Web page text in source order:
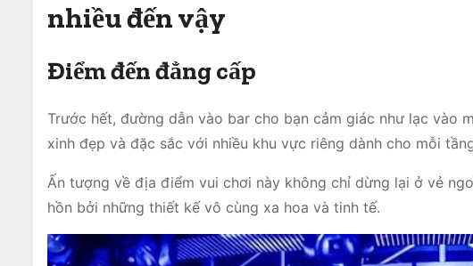
nhiều đến vậy
Điểm đến đẳng cấp
Trước hết, đường dẫn vào bar cho bạn cảm giác như lạc vào
xinh đẹp và đặc sắc với nhiều khu vực riêng dành cho mỗi
Ấn tượng về địa điểm vui chơi này không chỉ dừng lại ở vẻ
hồn bởi những thiết kế vô cùng xa hoa và tinh tế.